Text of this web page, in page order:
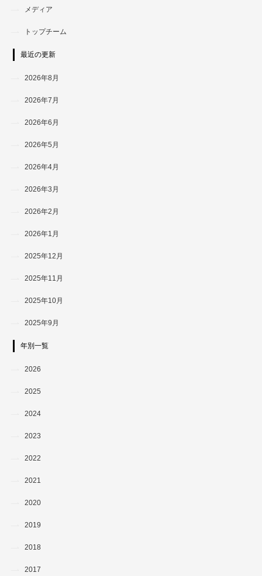
メディア
トップチーム
最近の更新
2026年8月
2026年7月
2026年6月
2026年5月
2026年4月
2026年3月
2026年2月
2026年1月
2025年12月
2025年11月
2025年10月
2025年9月
年別一覧
2026
2025
2024
2023
2022
2021
2020
2019
2018
2017